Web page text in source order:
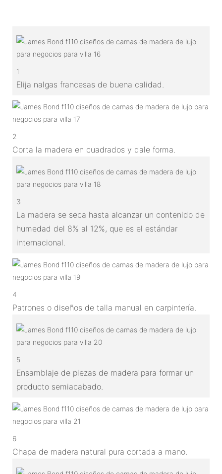
1
Elija nalgas francesas de buena calidad.
2
Corta la madera en cuadrados y dale forma.
3
La madera se seca hasta alcanzar un contenido de
humedad del 8% al 12%, que es el estándar
internacional.
4
Patrones o diseños de talla manual en carpintería.
5
Ensamblaje de piezas de madera para formar un
producto semiacabado.
6
Chapa de madera natural pura cortada a mano.